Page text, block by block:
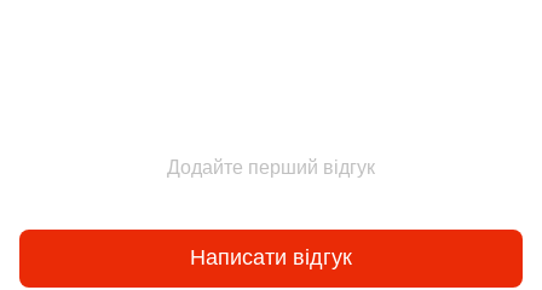
Додайте перший відгук
Написати відгук